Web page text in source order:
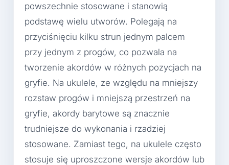
powszechnie stosowane i stanowią
podstawę wielu utworów. Polegają na
przyciśnięciu kilku strun jednym palcem
przy jednym z progów, co pozwala na
tworzenie akordów w różnych pozycjach na
gryfie. Na ukulele, ze względu na mniejszy
rozstaw progów i mniejszą przestrzeń na
gryfie, akordy barytowe są znacznie
trudniejsze do wykonania i rzadziej
stosowane. Zamiast tego, na ukulele często
stosuje się uproszczone wersje akordów lub